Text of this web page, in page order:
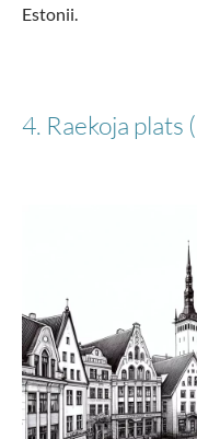
Estonii.
4. Raekoja plats